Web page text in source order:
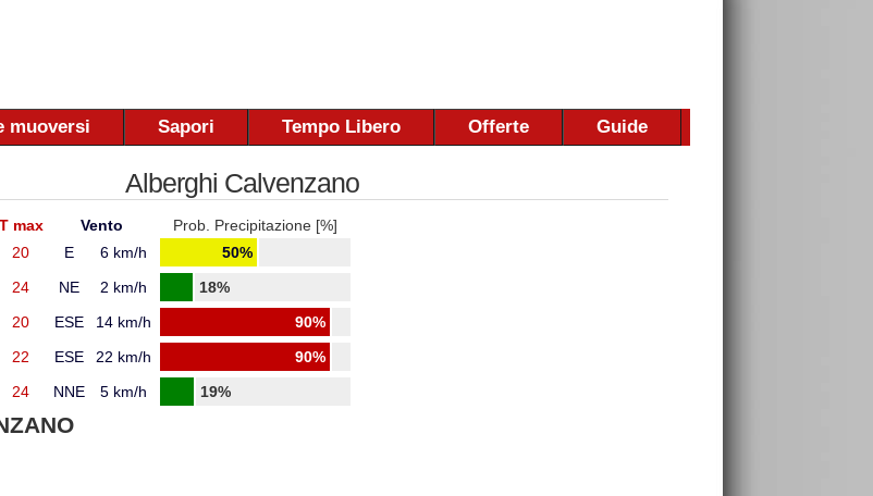
muoversi Sapori Tempo Libero Offerte Guide
Alberghi Calvenzano
T max Vento
Prob. Precipitazione [%]
20 E 6 km/h
50%
24 NE 2 km/h
18%
20 ESE 14 km/h
90%
22 ESE 22 km/h
90%
24 NNE 5 km/h 19%